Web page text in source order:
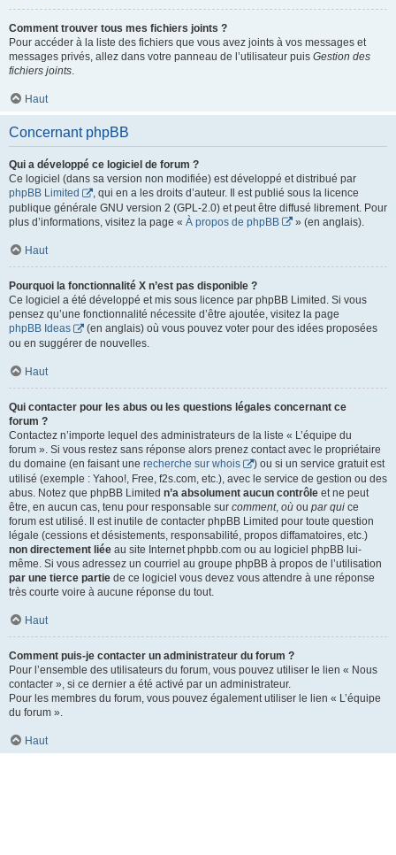
Comment trouver tous mes fichiers joints ?
Pour accéder à la liste des fichiers que vous avez joints à vos messages et
messages privés, allez dans votre panneau de l’utilisateur puis Gestion des
fichiers joints.
Haut
Concernant phpBB
Qui a développé ce logiciel de forum ?
Ce logiciel (dans sa version non modifiée) est développé et distribué par
phpBB Limited
, qui en a les droits d’auteur. Il est publié sous la licence
publique générale GNU version 2 (GPL-2.0) et peut être diffusé librement. Pour
plus d’informations, visitez la page « À propos de phpBB » (en anglais).
Haut
Pourquoi la fonctionnalité X n’est pas disponible ?
Ce logiciel a été développé et mis sous licence par phpBB Limited. Si vous
pensez qu’une fonctionnalité nécessite d’être ajoutée, visitez la page
phpBB Ideas
(en anglais) où vous pouvez voter pour des idées proposées
ou en suggérer de nouvelles.
Haut
Qui contacter pour les abus ou les questions légales concernant ce
forum ?
Contactez n’importe lequel des administrateurs de la liste « L’équipe du
forum ». Si vous restez sans réponse alors prenez contact avec le propriétaire
du domaine (en faisant une recherche sur whois
) ou si un service gratuit est
utilisé (exemple : Yahoo!, Free, f2s.com, etc.), avec le service de gestion ou des
abus. Notez que phpBB Limited n’a absolument aucun contrôle et ne peut
être, en aucun cas, tenu pour responsable sur comment, où ou par qui ce
forum est utilisé. Il est inutile de contacter phpBB Limited pour toute question
légale (cessions et désistements, responsabilité, propos diffamatoires, etc.)
non directement liée au site Internet phpbb.com ou au logiciel phpBB lui-
même. Si vous adressez un courriel au groupe phpBB à propos de l’utilisation
par une tierce partie de ce logiciel vous devez vous attendre à une réponse
très courte voire à aucune réponse du tout.
Haut
Comment puis-je contacter un administrateur du forum ?
Pour l’ensemble des utilisateurs du forum, vous pouvez utiliser le lien « Nous
contacter », si ce dernier a été activé par un administrateur.
Pour les membres du forum, vous pouvez également utiliser le lien « L’équipe
du forum ».
Haut